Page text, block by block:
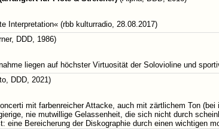
Interpretation« (rbb kulturradio, 28.08.2017)
DDD, 1986)
liegen auf höchster Virtuosität der Solovioline und
DDD, 2021)
mit farbenreicher Attacke, auch mit zärtlichem Ton
nie mutwillige Gelassenheit, die sich nicht durch
eine Bereicherung der Diskographie durch einen wichtigen